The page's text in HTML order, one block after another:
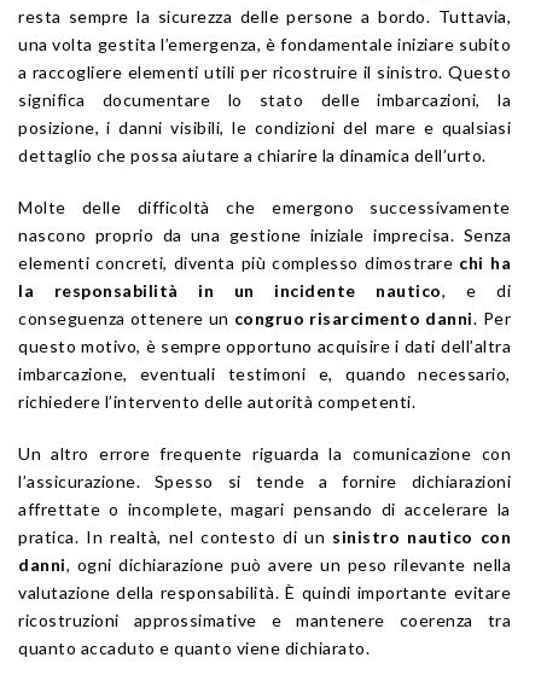
resta sempre la sicurezza delle persone a bordo. Tuttavia,
una volta gestita l’emergenza, è fondamentale iniziare subito
a raccogliere elementi utili per ricostruire il sinistro. Questo
significa documentare lo stato delle imbarcazioni, la
posizione, i danni visibili, le condizioni del mare e qualsiasi
dettaglio che possa aiutare a chiarire la dinamica dell’urto.
Molte delle difficoltà che emergono successivamente
nascono proprio da una gestione iniziale imprecisa. Senza
elementi concreti, diventa più complesso dimostrare chi ha
la responsabilità in un incidente nautico, e di
conseguenza ottenere un congruo risarcimento danni. Per
questo motivo, è sempre opportuno acquisire i dati dell’altra
imbarcazione, eventuali testimoni e, quando necessario,
richiedere l’intervento delle autorità competenti.
Un altro errore frequente riguarda la comunicazione con
l’assicurazione. Spesso si tende a fornire dichiarazioni
affrettate o incomplete, magari pensando di accelerare la
pratica. In realtà, nel contesto di un sinistro nautico con
danni, ogni dichiarazione può avere un peso rilevante nella
valutazione della responsabilità. È quindi importante evitare
ricostruzioni approssimative e mantenere coerenza tra
quanto accaduto e quanto viene dichiarato.